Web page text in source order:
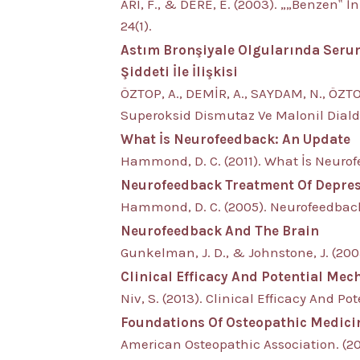
ARI, F., & DERE, E. (2003).
24(1).
Astım Bronşiyale Olgularında
Şiddeti İle İlişkisi
ÖZTOP, A., DEMİR, A., SAYDAM, N.,
Superoksid Dismutaz Ve Malonil
What İs Neurofeedback: An Update
Hammond, D. C. (2011). What İs
Neurofeedback Treatment Of
Hammond, D. C. (2005).
Neurofeedback And The Brain
Gunkelman, J. D., & Johnstone, J.
Clinical Efficacy And Potential
Niv, S. (2013). Clinical Efficacy And
Foundations Of Osteopathic
American Osteopathic Association.